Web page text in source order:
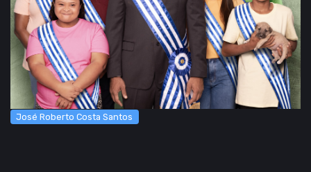
José Roberto Costa Santos